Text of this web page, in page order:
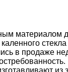
материалом
в продаже